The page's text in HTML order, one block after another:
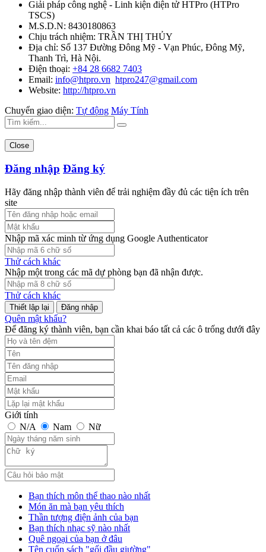
Giải pháp công nghệ - Linh kiện điện tử HTPro (HTPro
TSCS)
M.S.D.N: 8430180863
Chịu trách nhiệm: TRẦN THỊ THỦY
Địa chỉ: Số 137 Đường Đông Mỹ - Vạn Phúc, Đông Mỹ,
Thanh Trì, Hà Nội.
Điện thoại: +84 28 6682 7403
Email: info@htpro.vn htpro247@gmail.com
Website: http://htpro.vn
Chuyển giao diện: Tự động Máy Tính
Close
Đăng nhập Đăng ký
Hãy đăng nhập thành viên để trải nghiệm đầy đủ các tiện ích trên
site
Nhập mã xác minh từ ứng dụng Google Authenticator
Thử cách khác
Nhập một trong các mã dự phòng bạn đã nhận được.
Thử cách khác
Đăng nhập
Quên mật khẩu?
Để đăng ký thành viên, bạn cần khai báo tất cả các ô trống dưới đây
Giới tính
N/A
Nam Nữ
Bạn thích môn thể thao nào nhất
Món ăn mà bạn yêu thích
Thần tượng điện ảnh của bạn
Bạn thích nhạc sỹ nào nhất
Quê ngoại của bạn ở đâu
Tên cuốn sách "gối đầu giường"